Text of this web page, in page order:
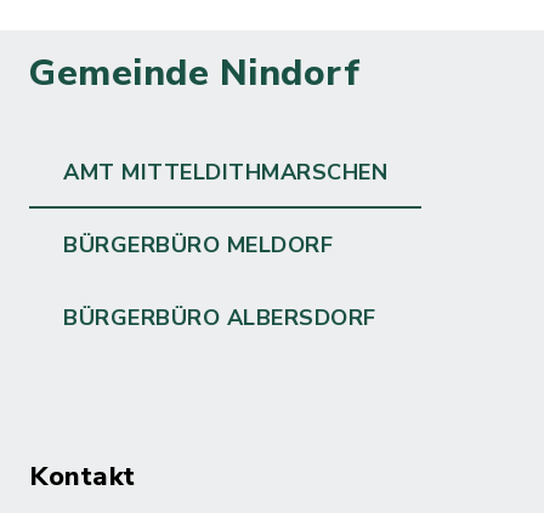
Gemeinde Nindorf
AMT MITTELDITHMARSCHEN
BÜRGERBÜRO MELDORF
BÜRGERBÜRO ALBERSDORF
Kontakt